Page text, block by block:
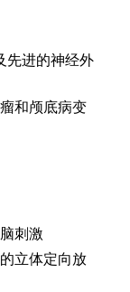
先进的神经外
和颅底病变
刺激
立体定向放